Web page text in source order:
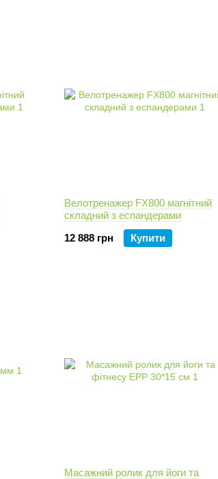
Велотренажер FX800 магнітний
складний з еспандерами
12 888 грн
Купити
Масажний ролик для йоги та